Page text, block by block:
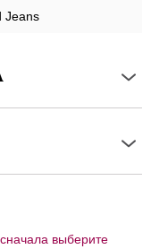
Jeans
выберите